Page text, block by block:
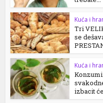
Kuća i
Tri
se
Kuća i
izbacit